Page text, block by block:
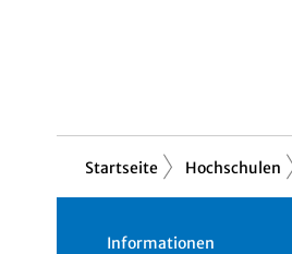
Startseite Hochschulen
Informationen